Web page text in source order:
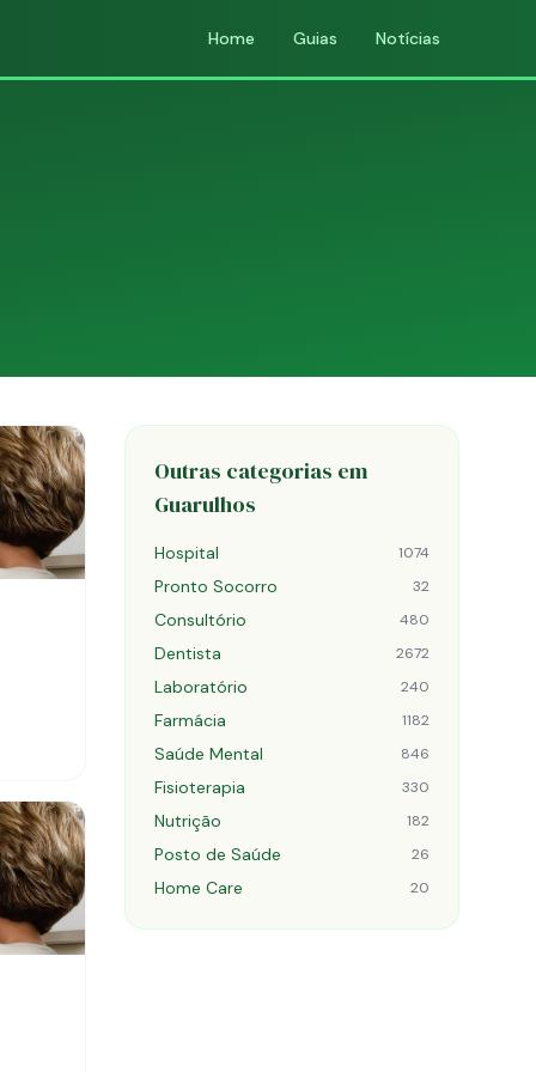
Home Guias Notícias
Outras categorias em
Guarulhos
Hospital 1074
Pronto Socorro 32
Consultório 480
Dentista 2672
Laboratório 240
Farmácia 1182
Saúde Mental 846
Fisioterapia 330
Nutrição 182
Posto de Saúde 26
Home Care 20